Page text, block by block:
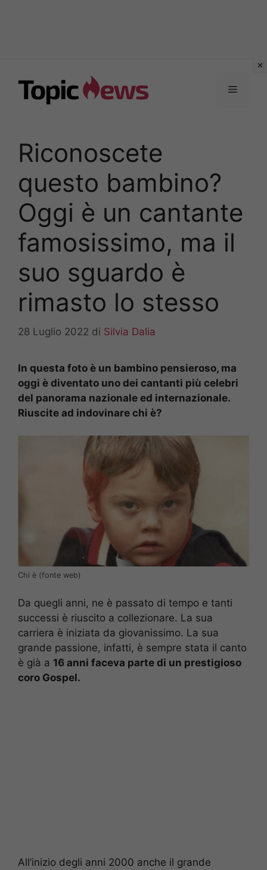
contenuto
Menu
Riconoscete
questo bambino?
Oggi è un cantante
famosissimo, ma il
suo sguardo è
rimasto lo stesso
28 Luglio 2022 di Silvia Dalia
In questa foto è un bambino pensieroso, ma
oggi è diventato uno dei cantanti più celebri
del panorama nazionale ed internazionale.
Riuscite ad indovinare chi è?
Chi è (fonte web)
Da quegli anni, ne è passato di tempo e tanti
successi è riuscito a collezionare. La sua
carriera è iniziata da giovanissimo. La sua
grande passione, infatti, è sempre stata il canto
è già a 16 anni faceva parte di un prestigioso
coro Gospel.
All’inizio degli anni 2000 anche il grande